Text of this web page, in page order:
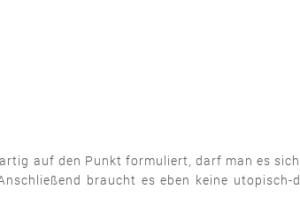
auf den Punkt formuliert, darf man es
braucht es eben keine utopisch-